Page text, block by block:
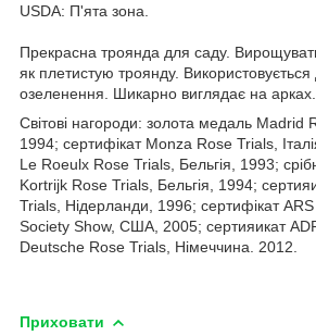
USDA: П'ята зона.
Прекрасна троянда для саду.
як плетистую троянду.
озеленення. Шикарно виглядає на арках.
Світові нагороди: золота медаль Madrid
1994; сертифікат Monza Rose Trials,
Le Roeulx Rose Trials, Бельгія, 1993;
Kortrijk Rose Trials, Бельгія, 1994;
Trials, Нідерланди, 1996; сертифікат
Society Show, США, 2005; сертияикат
Deutsche Rose Trials, Німеччина. 2012.
Приховати